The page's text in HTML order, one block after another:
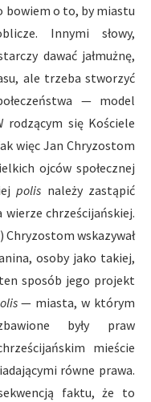
bowiem o to, by miastu
Innymi słowy,
dawać jałmużnę,
ale trzeba stworzyć
— model
rodzącym się Kościele
więc Jan Chryzostom
ojców społecznej
polis należy zastąpić
chrześcijańskiej.
Chryzostom wskazywał
osoby jako takiej,
sposób jego projekt
— miasta, w którym
były praw
mieście
równe prawa.
faktu, że to